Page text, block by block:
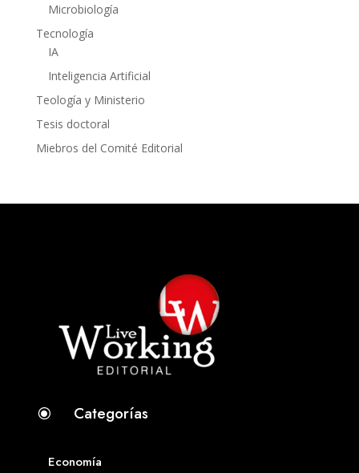
Microbiología
Tecnología
IA
Inteligencia Artificial
Teología y Ministerio
Tesis doctoral
Miebros del Comité Editorial
\ Categorías
Economía